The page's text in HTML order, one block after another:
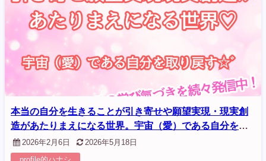
本当の自分を生きることが引き寄せや願望実現・現実創
造があたりまえになる世界。宇宙（愛）である自分を取
り戻す☆゛
2026年2月6日 2026年5月18日